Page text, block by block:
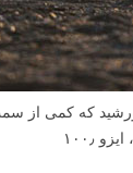
که کمی از